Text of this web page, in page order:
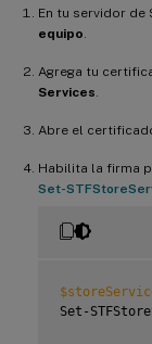
En tu servidor de
equipo
Agrega tu
Services
Abre el
Habilita la firma
Set-
Set-